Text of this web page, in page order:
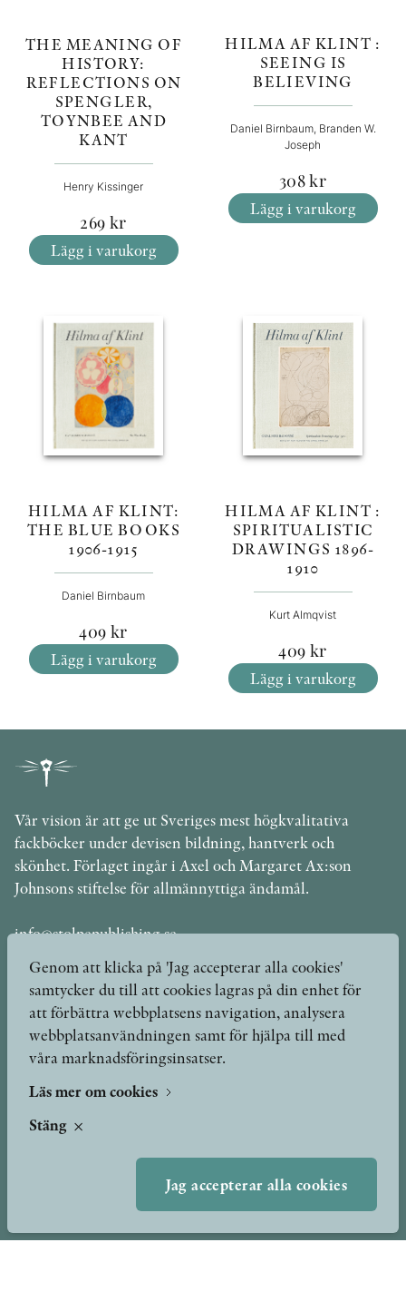
THE MEANING OF
HISTORY:
REFLECTIONS ON
SPENGLER,
TOYNBEE AND
KANT
Henry Kissinger
269 kr
Lägg i varukorg
HILMA AF KLINT :
SEEING IS
BELIEVING
Daniel Birnbaum, Branden W.
Joseph
308kr
Lägg i varukorg
HILMA AF KLINT:
THE BLUE BOOKS
1906-1915
Daniel Birnbaum
409 kr
Lägg i varukorg
HILMA AF KLINT :
SPIRITUALISTIC
DRAWINGS 1896-
1910
Kurt Almqvist
409 kr
Lägg i varukorg
Vår vision är att ge ut Sveriges mest högkvalitativa
fackböcker under devisen bildning, hantverk och
skönhet. Förlaget ingår i Axel och Margaret Ax:son
Johnsons stiftelse för allmännyttiga ändamål.
info@stolpepublishing.se
Böcker
Författare
Yukiko och Patrik möter
Hilma af Klint
Om oss
Genom att klicka på 'Jag accepterar alla cookies'
samtycker du till att cookies lagras på din enhet för
att förbättra webbplatsens navigation, analysera
webbplatsanvändningen samt för hjälpa till med
våra marknadsföringsinsatser.
Läs mer om cookies
Stäng
Jag accepterar alla cookies